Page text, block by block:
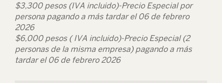
$3,300 pesos (IVA incluido)-Precio Especial por
persona pagando a más tardar el 06 de febrero
2026
$6,000 pesos ( IVA incluido)-Precio Especial (2
personas de la misma empresa) pagando a más
tardar el 06 de febrero 2026